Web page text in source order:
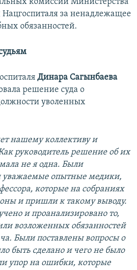
комиссий Министерства
за ненадлежащее
обязанностей.
Динара Сагынбаева
решение суда о
уволенных
нашему коллективу и
руководитель решение об их
не я одна. Были
опытные медики,
которые на собраниях
и пришли к такому выводу.
и проанализировано то,
возложенных обязанностей
Были поставлены вопросы о
быть сделано и чего не было
упор на ошибки, которые